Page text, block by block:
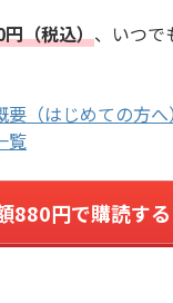
（税込）、いつで
（はじめての方へ）
覧
880円で購読する